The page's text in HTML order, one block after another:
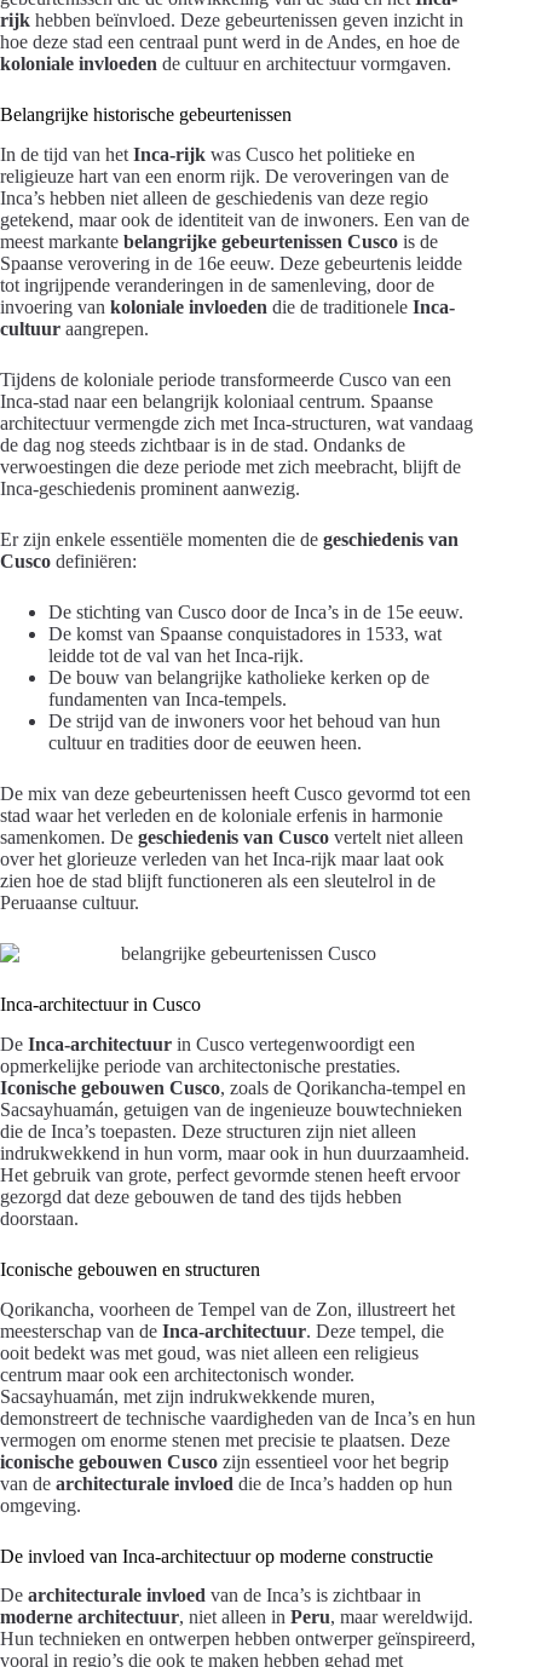
rijk hebben beïnvloed. Deze gebeurtenissen geven inzicht in
hoe deze stad een centraal punt werd in de Andes, en hoe de
koloniale invloeden de cultuur en architectuur vormgaven.
Belangrijke historische gebeurtenissen
In de tijd van het Inca-rijk was Cusco het politieke en
religieuze hart van een enorm rijk. De veroveringen van de
Inca’s hebben niet alleen de geschiedenis van deze regio
getekend, maar ook de identiteit van de inwoners. Een van de
meest markante belangrijke gebeurtenissen Cusco is de
Spaanse verovering in de 16e eeuw. Deze gebeurtenis leidde
tot ingrijpende veranderingen in de samenleving, door de
invoering van koloniale invloeden die de traditionele Inca-
cultuur aangrepen.
Tijdens de koloniale periode transformeerde Cusco van een
Inca-stad naar een belangrijk koloniaal centrum. Spaanse
architectuur vermengde zich met Inca-structuren, wat vandaag
de dag nog steeds zichtbaar is in de stad. Ondanks de
verwoestingen die deze periode met zich meebracht, blijft de
Inca-geschiedenis prominent aanwezig.
Er zijn enkele essentiële momenten die de geschiedenis van
Cusco definiëren:
De stichting van Cusco door de Inca’s in de 15e eeuw.
De komst van Spaanse conquistadores in 1533, wat
leidde tot de val van het Inca-rijk.
De bouw van belangrijke katholieke kerken op de
fundamenten van Inca-tempels.
De strijd van de inwoners voor het behoud van hun
cultuur en tradities door de eeuwen heen.
De mix van deze gebeurtenissen heeft Cusco gevormd tot een
stad waar het verleden en de koloniale erfenis in harmonie
samenkomen. De geschiedenis van Cusco vertelt niet alleen
over het glorieuze verleden van het Inca-rijk maar laat ook
zien hoe de stad blijft functioneren als een sleutelrol in de
Peruaanse cultuur.
Inca-architectuur in Cusco
De Inca-architectuur in Cusco vertegenwoordigt een
opmerkelijke periode van architectonische prestaties.
Iconische gebouwen Cusco, zoals de Qorikancha-tempel en
Sacsayhuamán, getuigen van de ingenieuze bouwtechnieken
die de Inca’s toepasten. Deze structuren zijn niet alleen
indrukwekkend in hun vorm, maar ook in hun duurzaamheid.
Het gebruik van grote, perfect gevormde stenen heeft ervoor
gezorgd dat deze gebouwen de tand des tijds hebben
doorstaan.
Iconische gebouwen en structuren
Qorikancha, voorheen de Tempel van de Zon, illustreert het
meesterschap van de Inca-architectuur. Deze tempel, die
ooit bedekt was met goud, was niet alleen een religieus
centrum maar ook een architectonisch wonder.
Sacsayhuamán, met zijn indrukwekkende muren,
demonstreert de technische vaardigheden van de Inca’s en hun
vermogen om enorme stenen met precisie te plaatsen. Deze
iconische gebouwen Cusco zijn essentieel voor het begrip
van de architecturale invloed die de Inca’s hadden op hun
omgeving.
De invloed van Inca-architectuur op moderne constructie
De architecturale invloed van de Inca’s is zichtbaar in
moderne architectuur, niet alleen in Peru, maar wereldwijd.
Hun technieken en ontwerpen hebben ontwerper geïnspireerd,
vooral in regio’s die ook te maken hebben gehad met